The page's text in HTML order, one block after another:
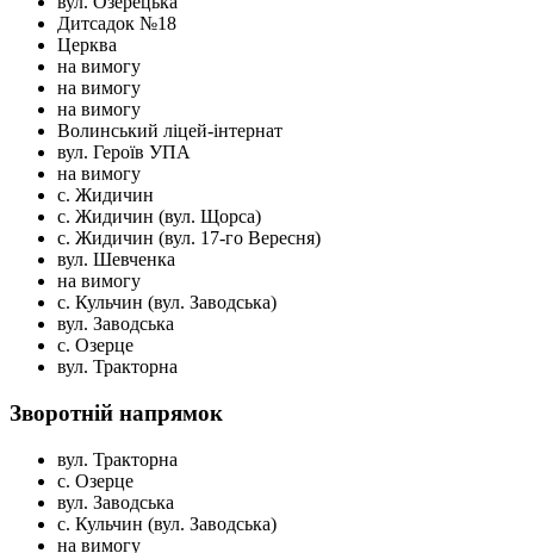
Дитсадок №18
Церква
на вимогу
на вимогу
на вимогу
Волинський ліцей-інтернат
вул. Героїв УПА
на вимогу
с. Жидичин
с. Жидичин (вул. Щорса)
с. Жидичин (вул. 17-го Вересня)
вул. Шевченка
на вимогу
с. Кульчин (вул. Заводська)
вул. Заводська
с. Озерце
вул. Тракторна
Зворотній напрямок
вул. Тракторна
с. Озерце
вул. Заводська
с. Кульчин (вул. Заводська)
на вимогу